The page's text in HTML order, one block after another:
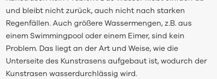
und bleibt nicht zurück, auch nicht nach starken
Regenfällen. Auch größere Wassermengen, z.B. aus
einem Swimmingpool oder einem Eimer, sind kein
Problem. Das liegt an der Art und Weise, wie die
Unterseite des Kunstrasens aufgebaut ist, wodurch der
Kunstrasen wasserdurchlässig wird.